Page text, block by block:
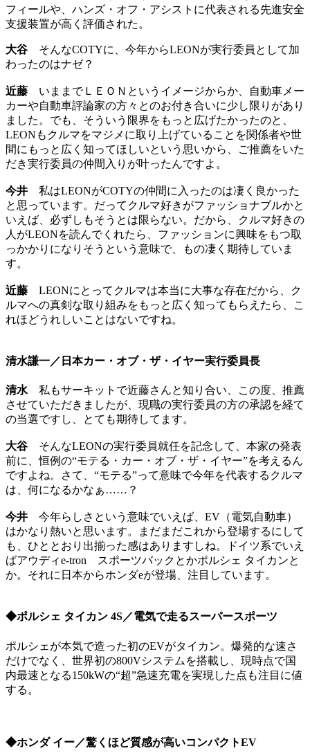
フィールや、ハンズ・オフ・アシストに代表される先進安全
支援装置が高く評価された。
大谷 そんなCOTYに、今年からLEONが実行委員として加
わったのはナゼ？
近藤 いままでＬＥＯＮというイメージからか、自動車メー
カーや自動車評論家の方々とのお付き合いに少し限りがあり
ました。でも、そういう限界をもっと広げたかったのと、
LEONもクルマをマジメに取り上げていることを関係者や世
間にもっと広く知ってほしいという思いから、ご推薦をいた
だき実行委員の仲間入りが叶ったんですよ。
今井 私はLEONがCOTYの仲間に入ったのは凄く良かった
と思っています。だってクルマ好きがファッショナブルかと
いえば、必ずしもそうとは限らない。だから、クルマ好きの
人がLEONを読んでくれたら、ファッションに興味をもつ取
っかかりになりそうという意味で、もの凄く期待していま
す。
近藤 LEONにとってクルマは本当に大事な存在だから、ク
ルマへの真剣な取り組みをもっと広く知ってもらえたら、こ
れほどうれしいことはないですね。
清水謙一／日本カー・オブ・ザ・イヤー実行委員長
清水 私もサーキットで近藤さんと知り合い、この度、推薦
させていただきましたが、現職の実行委員の方の承認を経て
の当選ですし、とても期待してます。
大谷 そんなLEONの実行委員就任を記念して、本家の発表
前に、恒例の“モテる・カー・オブ・ザ・イヤー”を考えるん
ですよね。さて、“モテる”って意味で今年を代表するクルマ
は、何になるかなぁ……？
今井 今年らしさという意味でいえば、EV（電気自動車）
はかなり熱いと思います。まだまだこれから登場するにして
も、ひととおり出揃った感はありますしね。ドイツ系でいえ
ばアウディe-tron スポーツバックとかポルシェ タイカンと
か。それに日本からホンダeが登場、注目しています。
◆ポルシェ タイカン 4S／電気で走るスーパースポーツ
ポルシェが本気で造った初のEVがタイカン。爆発的な速さ
だけでなく、世界初の800Vシステムを搭載し、現時点で国
内最速となる150kWの“超”急速充電を実現した点も注目に値
する。
◆ホンダ イー／驚くほど質感が高いコンパクトEV